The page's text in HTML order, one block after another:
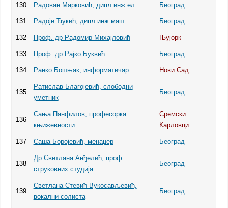
130 Радован Марковић, дипл.инж.ел. Београд
131 Радоје Ђукић, дипл.инж.маш. Београд
132 Проф. др Радомир Михајловић Њујорк
133 Проф. др Рајко Буквић Београд
134 Ранко Бошњак, информатичар Нови Сад
135
Ратислав Благојевић, слободни
уметник
Београд
136
Сања Панфилов, професорка
књижевности
Сремски
Карловци
137 Саша Боројевић, менаџер Београд
138
Др Светлана Анђелић, проф.
струковних студија
Београд
139
Светлана Стевић Вукосављевић,
вокални солиста
Београд